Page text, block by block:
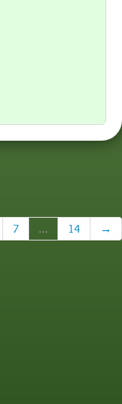
7 ... 14 →